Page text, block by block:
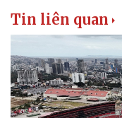
Tin liên quan